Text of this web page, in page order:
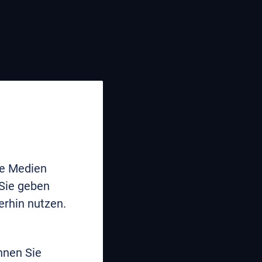
Medien
geben
nutzen.
Sie